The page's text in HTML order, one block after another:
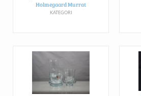
Holmegaard Murrat
KATEGORI